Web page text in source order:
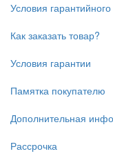
Условия
Как заказать товар?
Условия гарантии
Памятка покупателю
Дополнительная
Рассрочка